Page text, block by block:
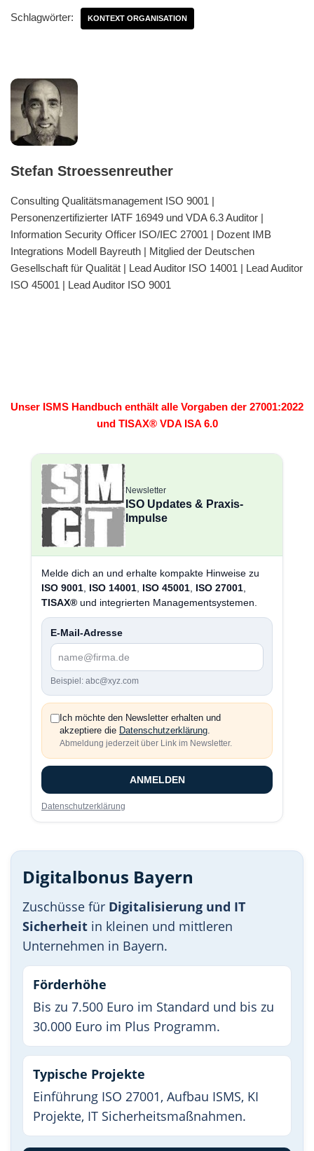
Schlagwörter: KONTEXT ORGANISATION
Stefan Stroessenreuther
Consulting Qualitätsmanagement ISO 9001 |
Personenzertifizierter IATF 16949 und VDA 6.3 Auditor |
Information Security Officer ISO/IEC 27001 | Dozent IMB
Integrations Modell Bayreuth | Mitglied der Deutschen
Gesellschaft für Qualität | Lead Auditor ISO 14001 | Lead Auditor
ISO 45001 | Lead Auditor ISO 9001
Unser ISMS Handbuch enthält alle Vorgaben der 27001:2022
und TISAX® VDA ISA 6.0
Newsletter
ISO Updates & Praxis-
Impulse
Melde dich an und erhalte kompakte Hinweise zu
ISO 9001 ISO 14001 ISO 45001 ISO 27001
TISAX® und integrierten Managementsystemen.
E-Mail-Adresse
Beispiel: abc@xyz.com
Ich möchte den Newsletter erhalten und
akzeptiere die Datenschutzerklärung.
Abmeldung jederzeit über Link im Newsletter.
ANMELDEN
Datenschutzerklärung
Digitalbonus Bayern
Zuschüsse für Digitalisierung und IT
Sicherheit in kleinen und mittleren
Unternehmen in Bayern.
Förderhöhe
Bis zu 7.500 Euro im Standard und bis zu
30.000 Euro im Plus Programm.
Typische Projekte
Einführung ISO 27001, Aufbau ISMS, KI
Projekte, IT Sicherheitsmaßnahmen.